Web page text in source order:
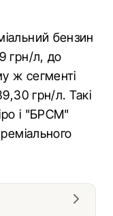
бензин
грн/л, до
ж сегменті
грн/л. Такі
і "БРСМ"